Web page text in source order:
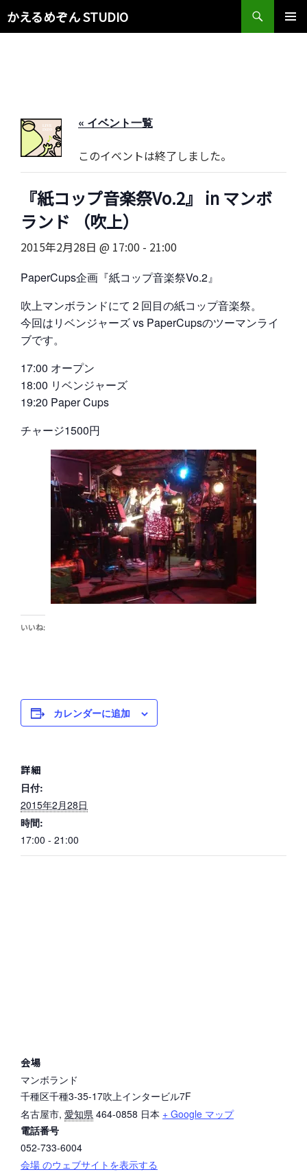
かえるめぞん STUDIO
検
索
« イベント一覧
このイベントは終了しました。
『紙コップ音楽祭Vo.2』 in マンボ
ランド （吹上）
2015年2月28日 @ 17:00 - 21:00
PaperCups企画『紙コップ音楽祭Vo.2』
吹上マンボランドにて２回目の紙コップ音楽祭。
今回はリベンジャーズ vs PaperCupsのツーマンライ
ブです。
17:00 オープン
18:00 リベンジャーズ
19:20 Paper Cups
チャージ1500円
いいね:
カレンダーに追加
詳細
日付:
2015年2月28日
時間:
17:00 - 21:00
会場
マンボランド
千種区千種3-35-17吹上インタービル7F
名古屋市, 愛知県 464-0858 日本 + Google マップ
電話番号
052-733-6004
会場 のウェブサイトを表示する